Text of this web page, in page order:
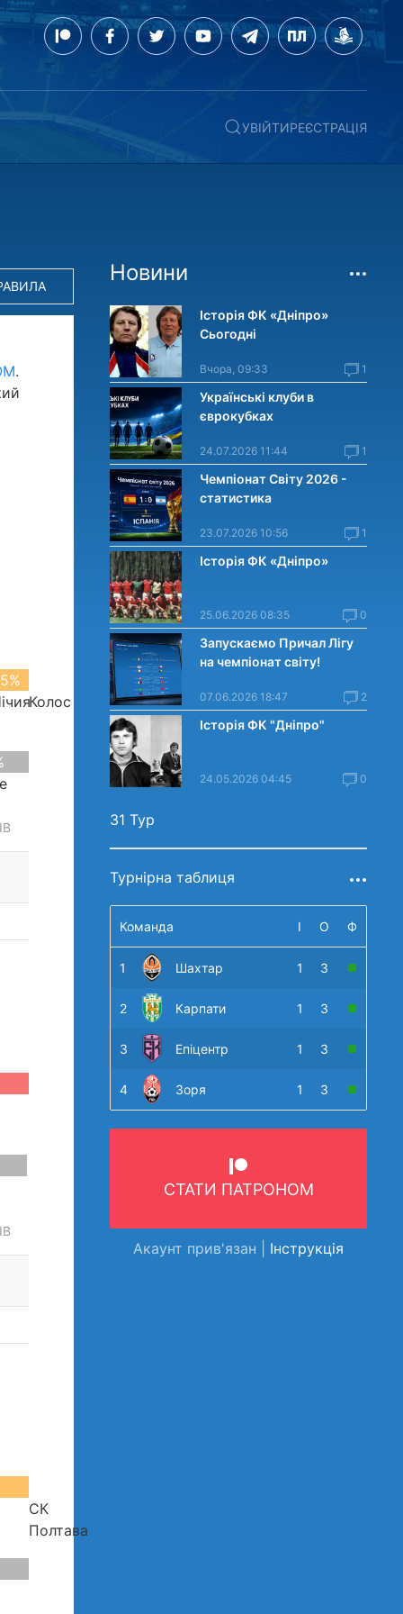
УВІЙТИРЕЄСТРАЦІЯ
.
5%
Колос
СК
Полтава
Новини
Історія ФК «Дніпро»
Сьогодні
Вчора, 09:33 1
Українські клуби в
єврокубках
24.07.2026 11:44 1
Чемпіонат Світу 2026 -
статистика
23.07.2026 10:56 1
Історія ФК «Дніпро»
25.06.2026 08:35 0
Запускаємо Причал Лігу
на чемпіонат світу!
07.06.2026 18:47 2
Історія ФК "Дніпро"
24.05.2026 04:45 0
31 Тур
Турнірна таблиця
Команда І О Ф
1 Шахтар 1 3
2 Карпати 1 3
3 Епіцентр 1 3
4 Зоря 1 3
СТАТИ ПАТРОНОМ
Акаунт прив'язан | Інструкція